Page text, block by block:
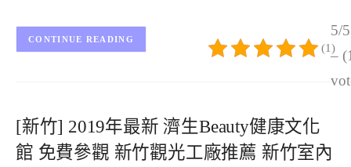
5/5
–
(1)
CONTINUE READING
[新竹] 2019年最新 濟生Beauty健康文化
館 免費參觀 新竹觀光工廠推薦 新竹室內